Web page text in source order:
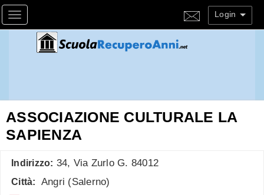
Toggle navigation Login
ASSOCIAZIONE CULTURALE LA
SAPIENZA
Indirizzo: 34, Via Zurlo G. 84012
Città: Angri (Salerno)